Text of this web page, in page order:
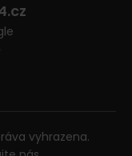
vyhrazena.